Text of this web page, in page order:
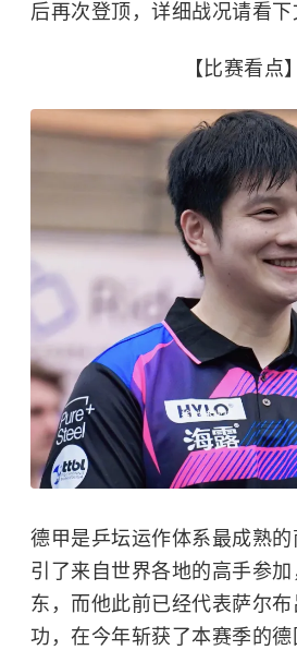
后再次登顶，详细战况请看下
【比赛看点】
德甲是乒坛运作体系最成熟
引了来自世界各地的高手参
东，而他此前已经代表萨尔
功，在今年斩获了本赛季的